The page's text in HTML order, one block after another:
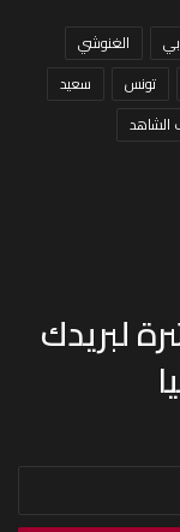
الغنوشي
تونس
سعيد
لبريدك